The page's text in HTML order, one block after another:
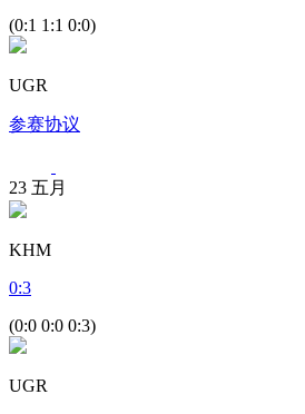
(0:1 1:1 0:0)
UGR
参赛协议
23 五月
KHM
0:3
(0:0 0:0 0:3)
UGR